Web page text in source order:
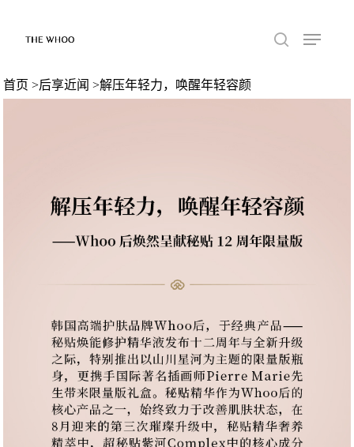
首页>后享近闻>解压年轻力，唤醒年轻容颜